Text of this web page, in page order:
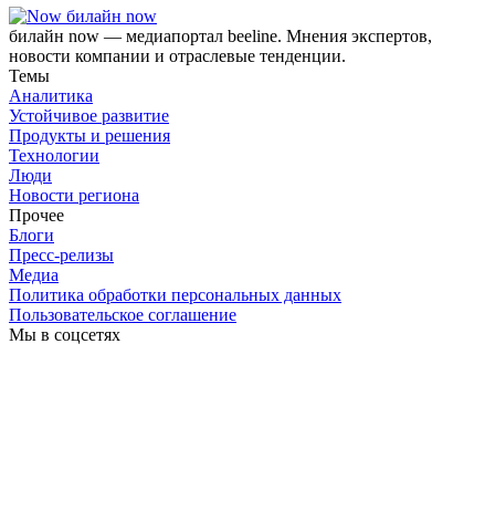
билайн now
билайн now — медиапортал beeline. Мнения экспертов,
новости компании и отраслевые тенденции.
Темы
Аналитика
Устойчивое развитие
Продукты и решения
Технологии
Люди
Новости региона
Прочее
Блоги
Пресс-релизы
Медиа
Политика обработки персональных данных
Пользовательское соглашение
Мы в соцсетях